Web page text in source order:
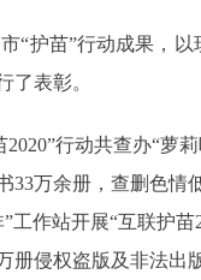
“护苗”行动成果，
了表彰。
行动共查办“萝
33万余册，查删色情
工作站开展“互联护
册侵权盗版及非法出